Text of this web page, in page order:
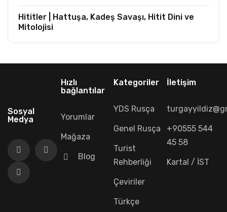
Hititler | Hattuşa, Kadeş Savaşı, Hitit Dini ve
Mitolojisi
Sosyal
Medya
Hızlı
bağlantılar
Yorumlar
Mağaza
Blog
Kategoriler
YDS Rusça
Genel Rusça
Turist
Rehberliği
Çeviriler
Türkçe
İletişim
+90555 544
45 58
Kartal / İST